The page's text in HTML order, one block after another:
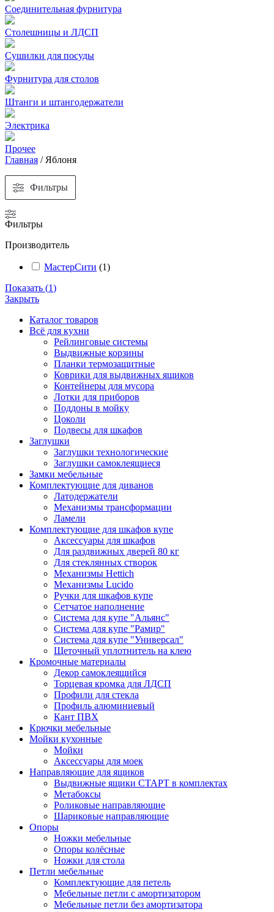
Соединительная фурнитура
Столешницы и ЛДСП
Сушилки для посуды
Фурнитура для столов
Штанги и штангодержатели
Электрика
Прочее
Главная / Яблоня
Фильтры
Фильтры
Производитель
МастерСити (1)
Показать (1)
Закрыть
Каталог товаров
Всё для кухни
Рейлинговые системы
Выдвижные корзины
Планки термозащитные
Коврики для выдвижных ящиков
Контейнеры для мусора
Лотки для приборов
Поддоны в мойку
Цоколи
Подвесы для шкафов
Заглушки
Заглушки технологические
Заглушки самоклеящиеся
Замки мебельные
Комплектующие для диванов
Латодержатели
Механизмы трансформации
Ламели
Комплектующие для шкафов купе
Аксессуары для шкафов
Для раздвижных дверей 80 кг
Для стеклянных створок
Механизмы Hettich
Механизмы Lucido
Ручки для шкафов купе
Сетчатое наполнение
Система для купе "Альянс"
Система для купе "Рамир"
Система для купе "Универсал"
Щеточный уплотнитель на клею
Кромочные материалы
Декор самоклеящийся
Торцевая кромка для ЛДСП
Профили для стекла
Профиль алюминиевый
Кант ПВХ
Крючки мебельные
Мойки кухонные
Мойки
Аксессуары для моек
Направляющие для ящиков
Выдвижные ящики СТАРТ в комплектах
Метабоксы
Роликовые направляющие
Шариковые направляющие
Опоры
Ножки мебельные
Опоры колёсные
Ножки для стола
Петли мебельные
Комплектующие для петель
Мебельные петли с амортизатором
Мебельные петли без амортизатора